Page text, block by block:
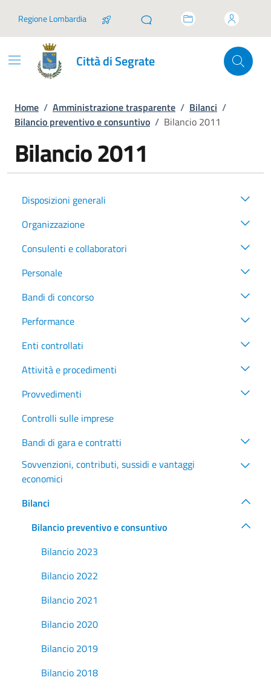
Regione Lombardia
Città di Segrate
Home / Amministrazione trasparente / Bilanci /
Bilancio preventivo e consuntivo / Bilancio 2011
Bilancio 2011
Disposizioni generali
Organizzazione
Consulenti e collaboratori
Personale
Bandi di concorso
Performance
Enti controllati
Attività e procedimenti
Provvedimenti
Controlli sulle imprese
Bandi di gara e contratti
Sovvenzioni, contributi, sussidi e vantaggi
economici
Bilanci
Bilancio preventivo e consuntivo
Bilancio 2023
Bilancio 2022
Bilancio 2021
Bilancio 2020
Bilancio 2019
Bilancio 2018